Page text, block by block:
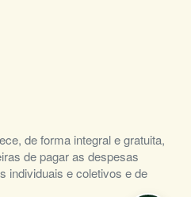
de forma integral e gratuita,
de pagar as despesas
individuais e coletivos e de